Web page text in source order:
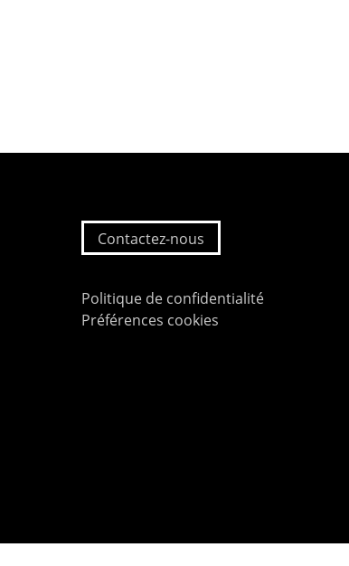
Contactez-nous
Politique de confidentialité
Préférences cookies